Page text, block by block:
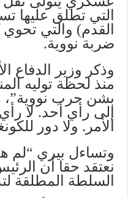
التي تطلق عليها
القدم) والتي
ضربة نووية.
وذكر وزير الدفاع
منذ لحظة توليه
بشن حرب نووية”،
إلى رأي أحد. لا
الأمر. ولا دور
وتساءل بيري “لم
نعتقد حقا أن
السلطة المطلقة